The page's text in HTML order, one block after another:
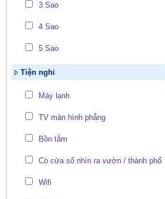
3 Sao
4 Sao
5 Sao
Tiện nghi
Máy lạnh
TV màn hình phẳng
Bồn tắm
Có cửa sổ nhìn ra vườn / thành phố
Wifi